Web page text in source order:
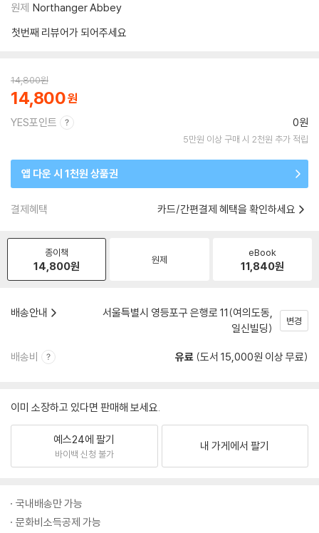
원제 Northanger Abbey
첫번째 리뷰어가 되어주세요
14,800원
14,800
YES포인트 0원
5만원 이상 구매 시 2천원 추가 적립
앱 다운 시 1천원 상품권
결제혜택 카드/간편결제 혜택을 확인하세요
종이책
14,800원 원제
eBook
11,840원
배송안내
서울특별시 영등포구 은행로 11(여의도동,
일신빌딩)
변경
배송비 유료 (도서 15,000원 이상 무료)
이미 소장하고 있다면 판매해 보세요.
예스24에 팔기
바이백 신청 불가
내 가게에서 팔기
국내배송만 가능
문화비소득공제 가능